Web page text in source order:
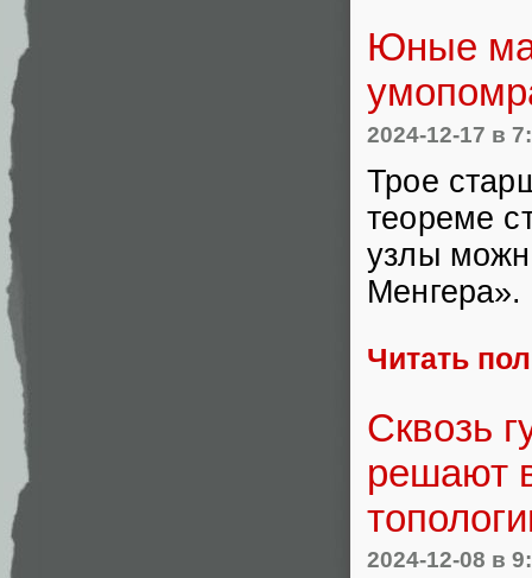
Юные
2024-12-17 в
Трое
теореме
узлы
Менгера».
Читать
Сквозь
решают
2024-12-08 в